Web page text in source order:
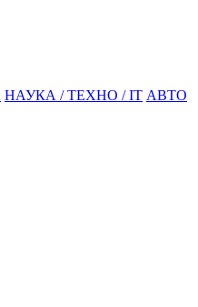
НАУКА / ТЕХНО / IT АВТО